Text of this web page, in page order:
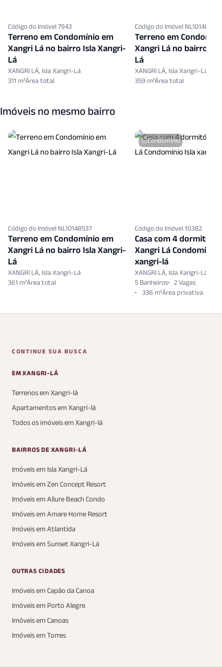
Código do Imóvel 7943
Terreno em Condomínio em
Xangri Lá no bairro Isla Xangri-
Lá
XANGRI LÁ, Isla Xangri-Lá
311 m²
Código do Imóvel NL10148229
Terreno em
Xangri Lá no bairro
Lá
XANGRI LÁ, Isla Xangri-Lá
359 m²
Imóveis no mesmo bairro
Código do Imóvel NL10148537
Terreno em Condomínio em
Xangri Lá no bairro Isla Xangri-
Lá
XANGRI LÁ, Isla Xangri-Lá
361 m²
Condomínio
Código do Imóvel 10382
Casa com 4
Xangri Lá Condomínio
xangri-lá
XANGRI LÁ, Isla Xangri-Lá
5 Banheiros
2 Vagas
336 m²
CONTINUE SUA BUSCA
EM XANGRI-LÁ
Terrenos em Xangri-lá
Apartamentos em Xangri-lá
Todos os imóveis em Xangri-lá
BAIRROS DE XANGRI-LÁ
Imóveis em Isla Xangri-Lá
Imóveis em Zen Concept Resort
Imóveis em Allure Beach Condo
Imóveis em Amare Home Resort
Imóveis em Atlantida
Imóveis em Sunset Xangri-Lá
OUTRAS CIDADES
Imóveis em Capão da Canoa
Imóveis em Porto Alegre
Imóveis em Canoas
Imóveis em Torres